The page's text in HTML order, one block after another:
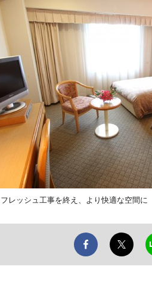
レッシュ工事を終え、より快適な空間に